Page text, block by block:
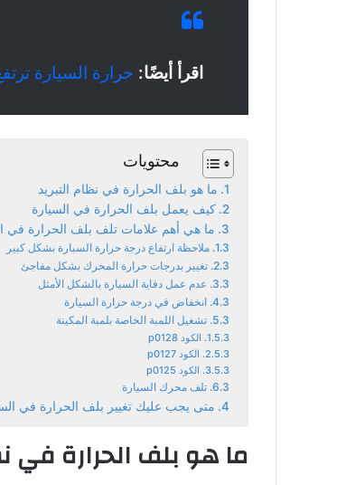
اقرأ أيضًا: حرارة السيارة ترتفع
محتويات
ما هو بلف الحرارة في نظام التبريد
كيف يعمل بلف الحرارة في السيارة
ما هي أهم علامات تلف بلف الحرارة في
ملاحظة ارتفاع درجة حرارة السبارة بشكل كبير
تغيير بدرجات حرارة المحرك بشكل مفاجئ
عدم عمل دفاية السيارة بالشكل الأمثل
انخفاض في درجة حرارة السيارة
تشغيل اللمبة الخاصة بلمبة المكينة
الكود p0128
الكود p0127
الكود p0125
تلف محرك السيارة
متى يجب عليك تغيير بلف الحرارة في
ما هو بلف الحرارة في